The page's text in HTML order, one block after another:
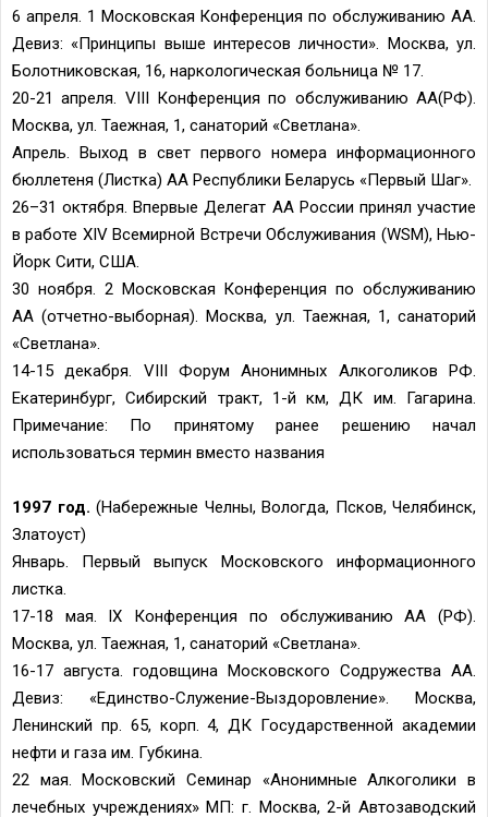
6 апреля. 1 Московская Конференция по обслуживанию АА.
Девиз: «Принципы выше интересов личности». Москва, ул.
Болотниковская, 16, наркологическая больница № 17.
20-21 апреля. VIII Конференция по обслуживанию АА(РФ).
Москва, ул. Таежная, 1, санаторий «Светлана».
Апрель. Выход в свет первого номера информационного
бюллетеня (Листка) АА Республики Беларусь «Первый Шаг».
26–31 октября. Впервые Делегат АА России принял участие
в работе XIV Всемирной Встречи Обслуживания (WSM), Нью-
Йорк Сити, США.
30 ноября. 2 Московская Конференция по обслуживанию
АА (отчетно-выборная). Москва, ул. Таежная, 1, санаторий
«Светлана».
14-15 декабря. VIII Форум Анонимных Алкоголиков РФ.
Екатеринбург, Сибирский тракт, 1-й км, ДК им. Гагарина.
Примечание: По принятому ранее решению начал
использоваться термин вместо названия
1997 год. (Набережные Челны, Вологда, Псков, Челябинск,
Златоуст)
Январь. Первый выпуск Московского информационного
листка.
17-18 мая. IX Конференция по обслуживанию АА (РФ).
Москва, ул. Таежная, 1, санаторий «Светлана».
16-17 августа. годовщина Московского Содружества АА.
Девиз: «Единство-Служение-Выздоровление». Москва,
Ленинский пр. 65, корп. 4, ДК Государственной академии
нефти и газа им. Губкина.
22 мая. Московский Семинар «Анонимные Алкоголики в
лечебных учреждениях» МП: г. Москва, 2-й Автозаводский